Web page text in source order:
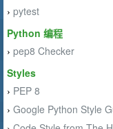
› pytest
Python 编程
› pep8 Checker
Styles
› PEP 8
› Google Python Style